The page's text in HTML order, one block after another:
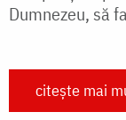
Dumnezeu, să
citește mai